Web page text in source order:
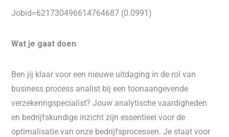
Jobid=621730496614764687 (0.0991)
Wat je gaat doen
Ben jij klaar voor een nieuwe uitdaging in de rol van
business process analist bij een toonaangevende
verzekeringspecialist? Jouw analytische vaardigheden
en bedrijfskundige inzicht zijn essentieel voor de
optimalisatie van onze bedrijfsprocessen. Je staat voor